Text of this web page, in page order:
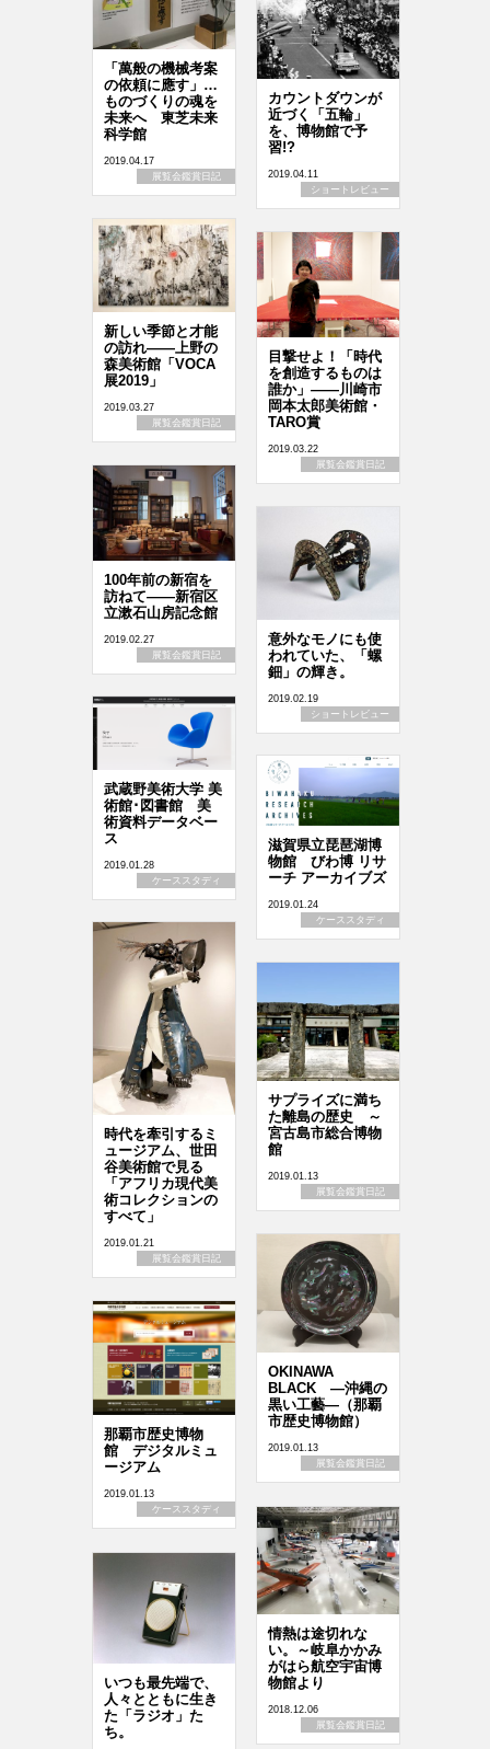
「萬般の機械考案
の依頼に應す」…
ものづくりの魂を
未来へ 東芝未来
科学館
2019.04.17
展覧会鑑賞日記
カウントダウンが
近づく「五輪」
を、博物館で予
習!?
2019.04.11
ショートレビュー
新しい季節と才能
の訪れ――上野の
森美術館「VOCA
展2019」
2019.03.27
展覧会鑑賞日記
目撃せよ！「時代
を創造するものは
誰か」――川崎市
岡本太郎美術館・
TARO賞
2019.03.22
展覧会鑑賞日記
100年前の新宿を
訪ねて――新宿区
立漱石山房記念館
2019.02.27
展覧会鑑賞日記
意外なモノにも使
われていた、「螺
鈿」の輝き。
2019.02.19
ショートレビュー
武蔵野美術大学 美
術館･図書館 美
術資料データベー
ス
2019.01.28
ケーススタディ
滋賀県立琵琶湖博
物館 びわ博 リサ
ーチ アーカイブズ
2019.01.24
ケーススタディ
時代を牽引するミ
ュージアム、世田
谷美術館で見る
「アフリカ現代美
術コレクションの
すべて」
2019.01.21
展覧会鑑賞日記
サプライズに満ち
た離島の歴史 ～
宮古島市総合博物
館
2019.01.13
展覧会鑑賞日記
OKINAWA
BLACK ―沖縄の
黒い工藝―（那覇
市歴史博物館）
2019.01.13
展覧会鑑賞日記
那覇市歴史博物
館 デジタルミュ
ージアム
2019.01.13
ケーススタディ
情熱は途切れな
い。～岐阜かかみ
がはら航空宇宙博
物館より
2018.12.06
展覧会鑑賞日記
いつも最先端で、
人々とともに生き
た「ラジオ」た
ち。